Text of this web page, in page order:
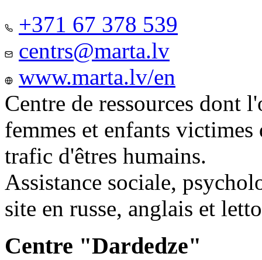
+371 67 378 539
centrs@marta.lv
www.marta.lv/en
Centre de ressources dont
femmes et enfants
trafic d'êtres humains.
Assistance sociale,
site en russe, anglais et
Centre "Dardedze"